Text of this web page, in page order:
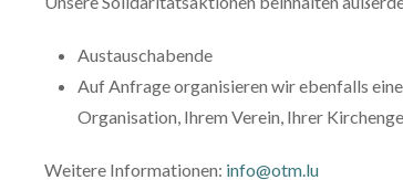
Austauschabende
Auf Anfrage organisieren wir ebenfalls
Organisation, Ihrem Verein, Ihrer
Weitere Informationen: info@otm.lu